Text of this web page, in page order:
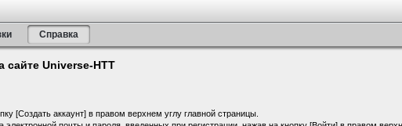
Справка
сайте Universe-HTT
[Создать аккаунт] в правом верхнем углу главной страницы.